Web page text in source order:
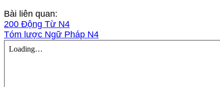
Bài liên quan:
200 Động Từ N4
Tóm lược Ngữ Pháp N4